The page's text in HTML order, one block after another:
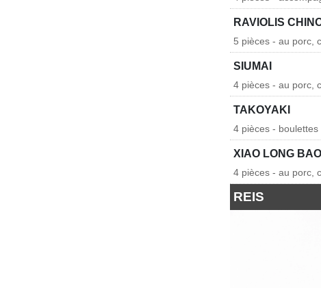
RAVIOLIS
5 pièces - au porc,
SIUMAI
4 pièces - au porc,
TAKOYAKI
4 pièces -
XIAO LONG BAO
4 pièces - au porc,
REIS